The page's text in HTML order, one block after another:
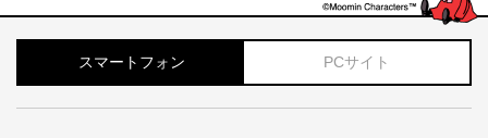
スマートフォン PCサイト